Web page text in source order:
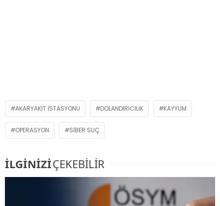
AKARYAKIT ISTASYONU DOLANDIRICILIK KAYYUM
OPERASYON SIBER SUÇ
İLGİNİZİÇEKEBİLİR